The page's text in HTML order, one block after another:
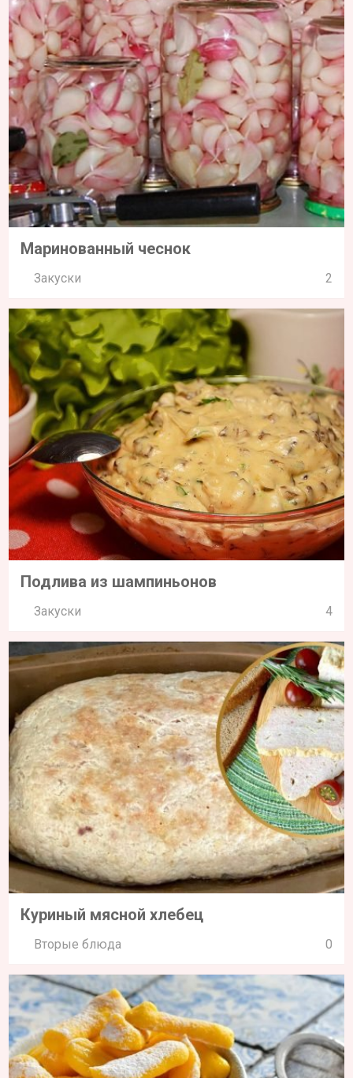
Маринованный чеснок
Закуски 2
Подлива из шампиньонов
Закуски 4
Куриный мясной хлебец
Вторые блюда 0